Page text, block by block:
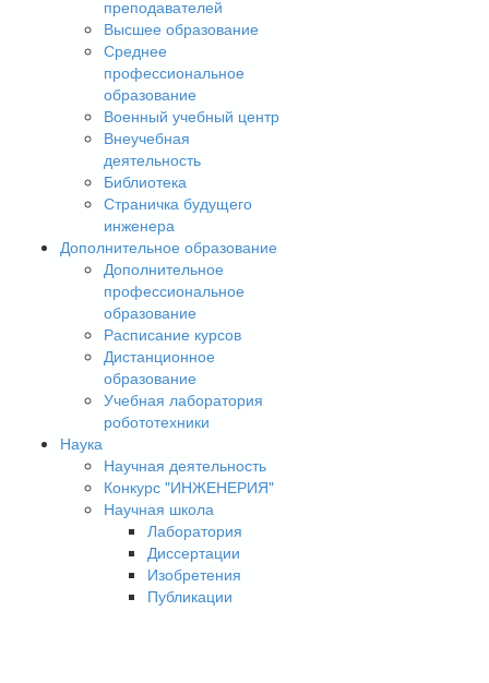
преподавателей
Высшее образование
Среднее
профессиональное
образование
Военный учебный центр
Внеучебная
деятельность
Библиотека
Страничка будущего
инженера
Дополнительное образование
Дополнительное
профессиональное
образование
Расписание курсов
Дистанционное
образование
Учебная лаборатория
робототехники
Наука
Научная деятельность
Конкурс "ИНЖЕНЕРИЯ"
Научная школа
Лаборатория
Диссертации
Изобретения
Публикации